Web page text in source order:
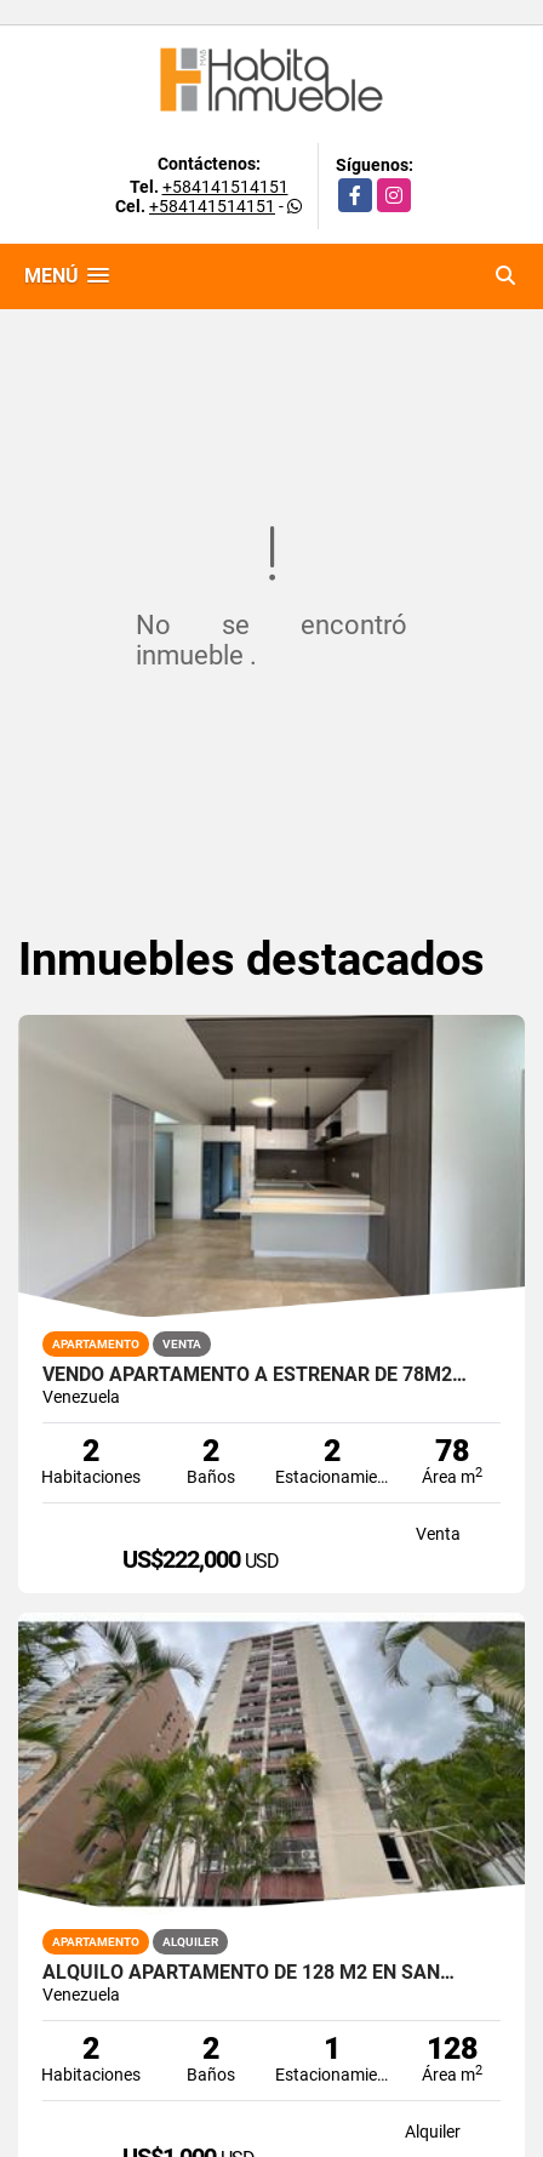
Contáctenos:
Tel. +584141514151
Cel. +584141514151 -
Síguenos:
FacebookInstagram
MENÚ
No se encontró
inmueble .
Inmuebles destacados
APARTAMENTO VENTA
VENDO APARTAMENTO A ESTRENAR DE 78M2…
Venezuela
2
Habitaciones
2
Baños
2
Estacionamiento
78
Área m2
Venta
US$222,000 USD
APARTAMENTO ALQUILER
ALQUILO APARTAMENTO DE 128 M2 EN SAN…
Venezuela
2
Habitaciones
2
Baños
1
Estacionamiento
128
Área m2
Alquiler